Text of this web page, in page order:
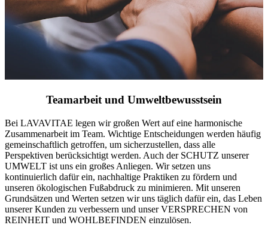
Teamarbeit und Umweltbewusstsein
Bei LAVAVITAE legen wir großen Wert auf eine harmonische
Zusammenarbeit im Team. Wichtige Entscheidungen werden häufig
gemeinschaftlich getroffen, um sicherzustellen, dass alle
Perspektiven berücksichtigt werden. Auch der SCHUTZ unserer
UMWELT ist uns ein großes Anliegen. Wir setzen uns
kontinuierlich dafür ein, nachhaltige Praktiken zu fördern und
unseren ökologischen Fußabdruck zu minimieren. Mit unseren
Grundsätzen und Werten setzen wir uns täglich dafür ein, das Leben
unserer Kunden zu verbessern und unser VERSPRECHEN von
REINHEIT und WOHLBEFINDEN einzulösen.